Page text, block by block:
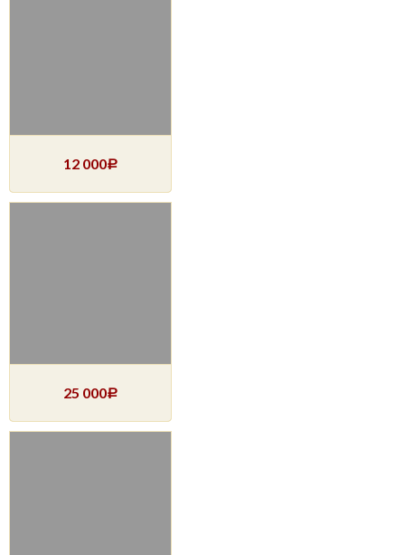
12 000Р
25 000Р